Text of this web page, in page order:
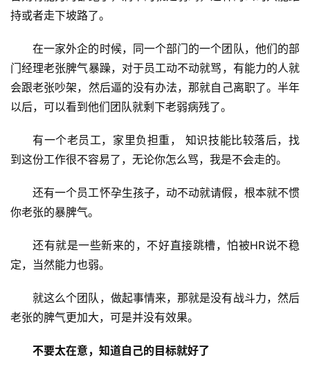
首
页
赚
赚
P
登录 注册
持或者走下坡路了。
在一家外企的时候，同一个部门的一个团队，他们的部
门经理老张脾气暴躁，对于员工动不动就骂，有能力的人就
会跟老张吵架，然后逼的没有办法，那就自己离职了。半年
以后，可以看到他们团队就剩下老弱病残了。
有一个老员工，家里负担重， 知识技能比较落后，找
到这份工作很不容易了，无论你怎么骂，我是不会走的。
还有一个员工怀孕生孩子，动不动就请假，根本就不惯
你老张的暴脾气。
还有就是一些新来的，不好直接跳槽，怕被HR说不稳
定，当然能力也弱。
就这么个团队，做起事情来，那就是没有战斗力，然后
老张的脾气更加大，可是并没有效果。
不要太在意，知道自己的目标就好了